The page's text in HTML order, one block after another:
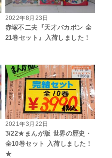
2022年8月23日
赤塚不二夫『天才バカボン 全
21巻セット』入荷しました！
2021年3月22日
3/22★まんが版 世界の歴史・
全10巻セット 入荷しました！
★